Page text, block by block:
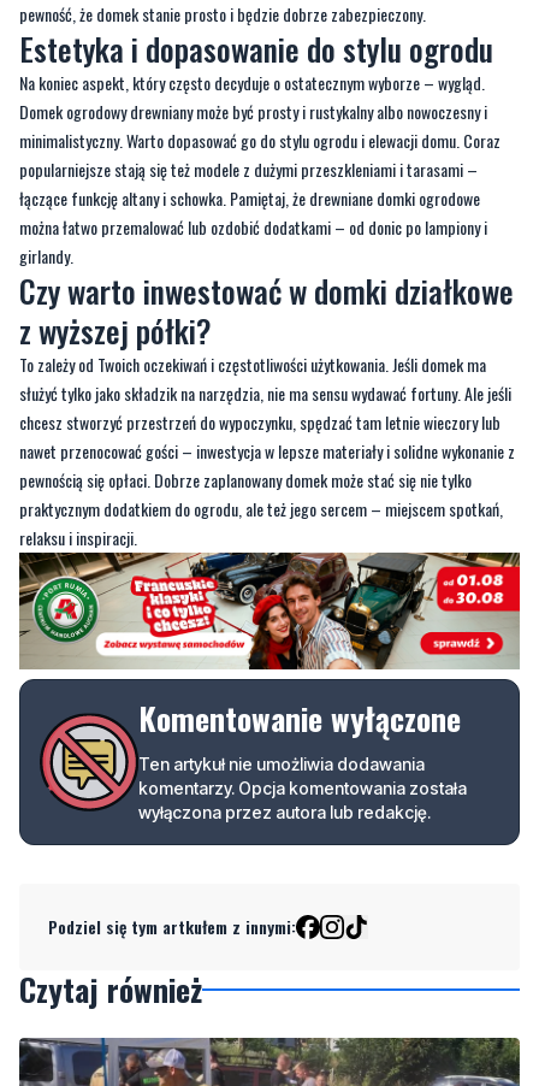
przy większych konstrukcjach – przyda się pomoc drugiej osoby, odpowiednie
narzędzia i sporo cierpliwości. Jeśli nie czujesz się pewnie z poziomicą i
wkrętarką, rozważ montaż przez ekipę. To dodatkowy koszt, ale zyskujesz
pewność, że domek stanie prosto i będzie dobrze zabezpieczony.
Estetyka i dopasowanie do stylu ogrodu
Na koniec aspekt, który często decyduje o ostatecznym wyborze – wygląd.
Domek ogrodowy drewniany może być prosty i rustykalny albo nowoczesny i
minimalistyczny. Warto dopasować go do stylu ogrodu i elewacji domu. Coraz
popularniejsze stają się też modele z dużymi przeszkleniami i tarasami –
łączące funkcję altany i schowka. Pamiętaj, że drewniane domki ogrodowe
można łatwo przemalować lub ozdobić dodatkami – od donic po lampiony i
girlandy.
Czy warto inwestować w domki działkowe
z wyższej półki?
To zależy od Twoich oczekiwań i częstotliwości użytkowania. Jeśli domek ma
służyć tylko jako składzik na narzędzia, nie ma sensu wydawać fortuny. Ale jeśli
chcesz stworzyć przestrzeń do wypoczynku, spędzać tam letnie wieczory lub
nawet przenocować gości – inwestycja w lepsze materiały i solidne wykonanie z
pewnością się opłaci. Dobrze zaplanowany domek może stać się nie tylko
praktycznym dodatkiem do ogrodu, ale też jego sercem – miejscem spotkań,
relaksu i inspiracji.
Komentowanie wyłączone
Ten artykuł nie umożliwia dodawania
Podziel się tym artkułem z innymi: